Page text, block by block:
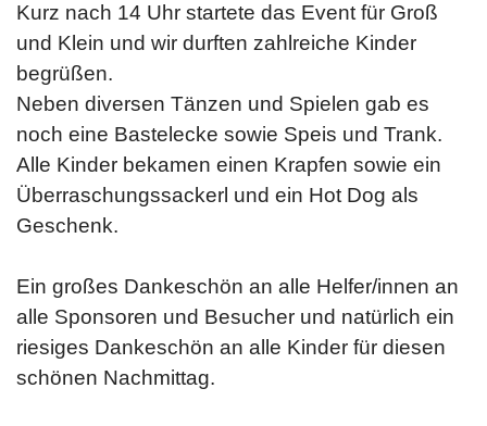
Kurz nach 14 Uhr startete das Event für Groß
und Klein und wir durften zahlreiche Kinder
begrüßen.
Neben diversen Tänzen und Spielen gab es
noch eine Bastelecke sowie Speis und Trank.
Alle Kinder bekamen einen Krapfen sowie ein
Überraschungssackerl und ein Hot Dog als
Geschenk.
Ein großes Dankeschön an alle Helfer/innen an
alle Sponsoren und Besucher und natürlich ein
riesiges Dankeschön an alle Kinder für diesen
schönen Nachmittag.